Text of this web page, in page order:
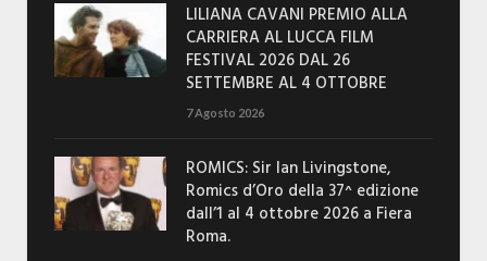
LILIANA CAVANI PREMIO ALLA
CARRIERA AL LUCCA FILM
FESTIVAL 2026 DAL 26
SETTEMBRE AL 4 OTTOBRE
7 Agosto 2026
ROMICS: Sir Ian Livingstone,
Romics d’Oro della 37^ edizione
dall’1 al 4 ottobre 2026 a Fiera
Roma.